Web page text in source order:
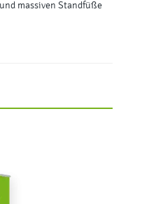
massiven Standfüße